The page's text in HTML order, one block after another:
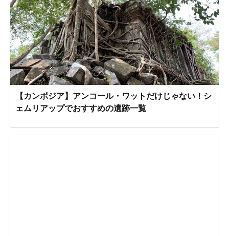
【カンボジア】アンコール・ワットだけじゃない！シ
ェムリアップでおすすめの遺跡一覧